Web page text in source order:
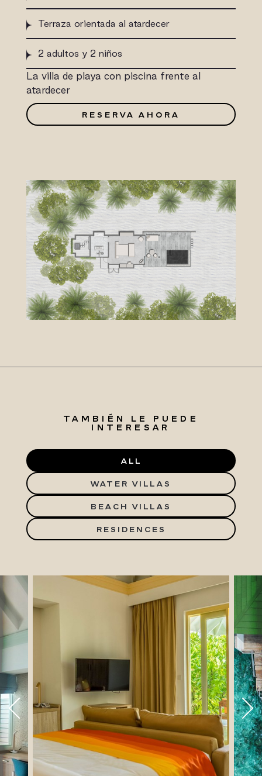
Terraza orientada al atardecer
2 adultos y 2 niños
La villa de playa con piscina frente al
atardecer
RESERVA AHORA
TAMBIÉN LE PUEDE
INTERESAR
ALL
WATER VILLAS
BEACH VILLAS
RESIDENCES